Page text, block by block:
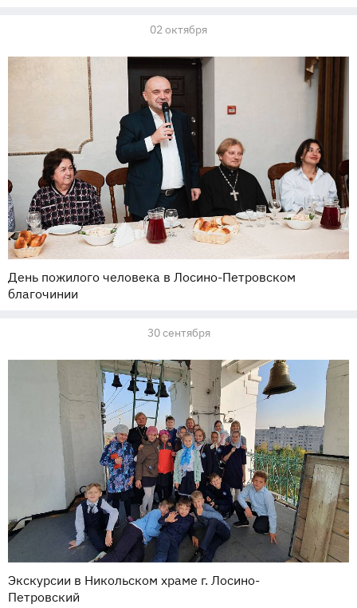
02 октября
День пожилого человека в Лосино-Петровском
благочинии
30 сентября
Экскурсии в Никольском храме г. Лосино-
Петровский